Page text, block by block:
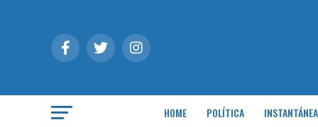
HOME POLÍTICA